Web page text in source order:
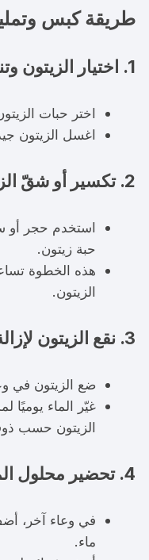
طريقة كبس
1. اختيار الزيتون وتنظيفه:
اختر حبات
اغسل الزيتون
2. تكسير أو شقّ الزيتون:
استخدم حجر
حبة زيتون.
هذه الخطوة
الزيتون.
3. نقع الزيتون لإزالة المرارة:
ضع الزيتون في
الزيتون حسب
4. تحضير محلول الملح:
ماء.